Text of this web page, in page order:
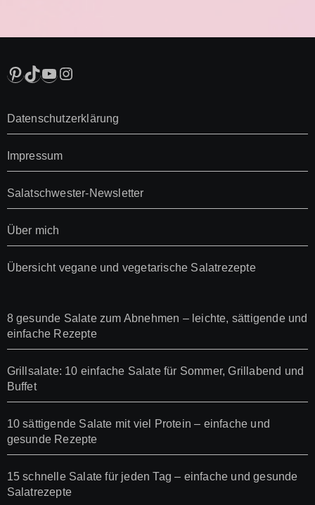
Pinterest
TikTok
YouTube
Instagram
Datenschutzerklärung
Impressum
Salatschwester-Newsletter
Über mich
Übersicht vegane und vegetarische Salatrezepte
8 gesunde Salate zum Abnehmen – leichte, sättigende und
einfache Rezepte
Grillsalate: 10 einfache Salate für Sommer, Grillabend und
Buffet
10 sättigende Salate mit viel Protein – einfache und
gesunde Rezepte
15 schnelle Salate für jeden Tag – einfache und gesunde
Salatrezepte